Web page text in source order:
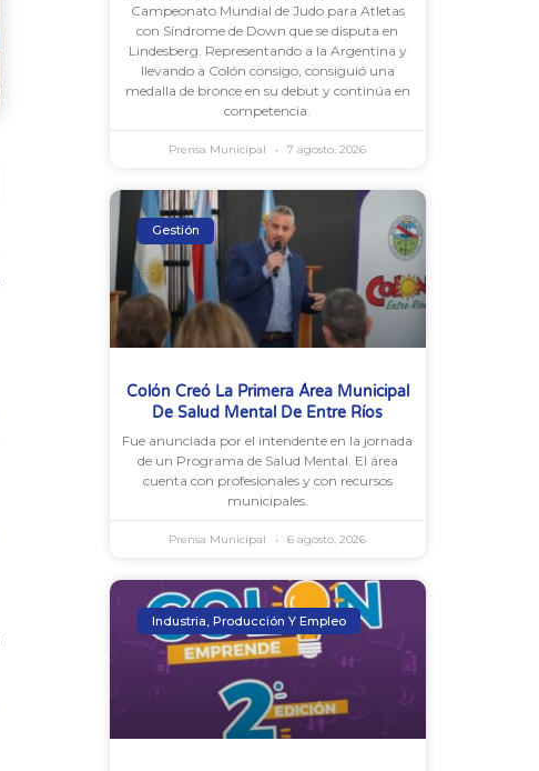
Campeonato Mundial de Judo para Atletas
con Síndrome de Down que se disputa en
Lindesberg. Representando a la Argentina y
llevando a Colón consigo, consiguió una
medalla de bronce en su debut y continúa en
competencia.
Prensa Municipal 7 agosto, 2026
Gestión
Colón Creó La Primera Área Municipal
De Salud Mental De Entre Ríos
Fue anunciada por el intendente en la jornada
de un Programa de Salud Mental. El área
cuenta con profesionales y con recursos
municipales.
Prensa Municipal 6 agosto, 2026
Industria, Producción Y Empleo